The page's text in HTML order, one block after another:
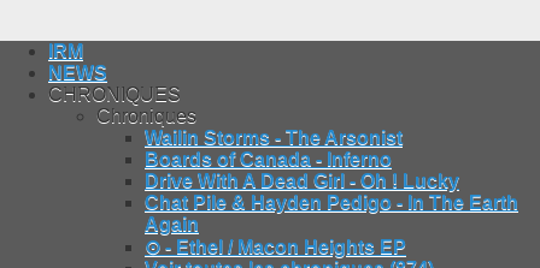
IRM
NEWS
CHRONIQUES
Chroniques
Wailin Storms - The Arsonist
Boards of Canada - Inferno
Drive With A Dead Girl - Oh ! Lucky
Chat Pile & Hayden Pedigo - In The Earth
Again
⊙ - Ethel / Macon Heights EP